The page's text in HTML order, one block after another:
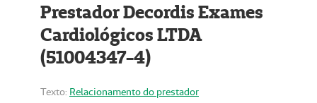
Prestador Decordis Exames
Cardiológicos LTDA
(51004347-4)
Texto: Relacionamento do prestador